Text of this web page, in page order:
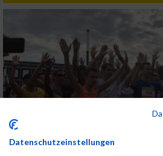
Datenschutzeinstellungen